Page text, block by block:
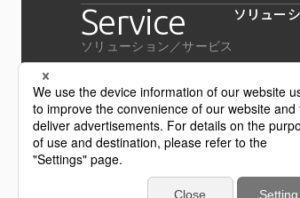
Service
ソリューション／サービス
ソリュー